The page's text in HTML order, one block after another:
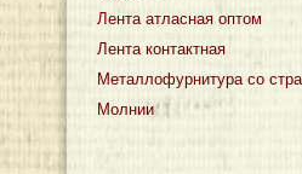
Лента атласная оптом
Лента контактная
Металлофурнитура со
Молнии